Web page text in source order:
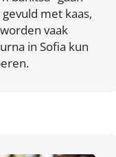
met kaas,
vaak
in Sofia kun